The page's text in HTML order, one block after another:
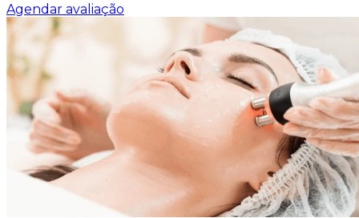
Agendar avaliação